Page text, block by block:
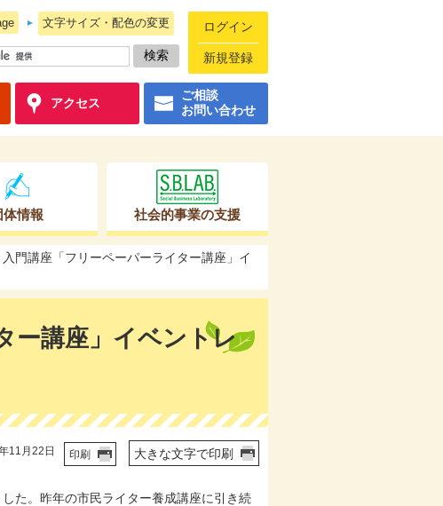
文字サイズ・配色の変更 ログイン
新規登録
アクセス
ご相談
お問い合わせ
体情報 社会的事業の支援
入門講座「フリーペーパーライター講座」イ
ー講座」イベントレ
11月22日 印刷 大きな文字で印刷
た。昨年の市民ライター養成講座に引き続